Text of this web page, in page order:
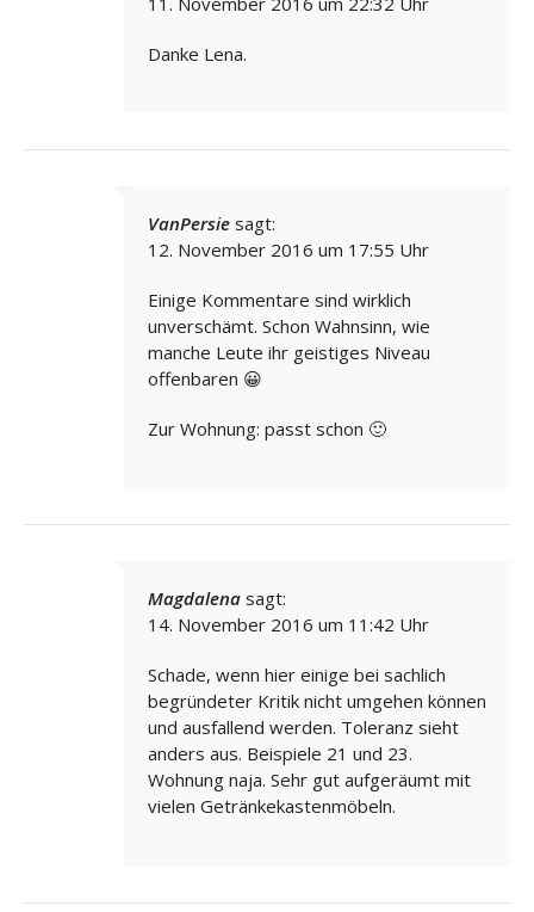
Danke Lena.
VanPersie sagt:
12. November 2016 um 17:55 Uhr
Einige Kommentare sind wirklich
unverschämt. Schon Wahnsinn, wie
manche Leute ihr geistiges Niveau
offenbaren 😀
Zur Wohnung: passt schon 🙂
Magdalena sagt:
14. November 2016 um 11:42 Uhr
Schade, wenn hier einige bei sachlich
begründeter Kritik nicht umgehen können
und ausfallend werden. Toleranz sieht
anders aus. Beispiele 21 und 23.
Wohnung naja. Sehr gut aufgeräumt mit
vielen Getränkekastenmöbeln.